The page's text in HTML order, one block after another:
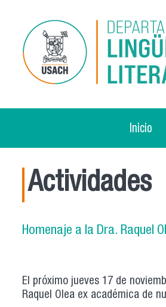
Inicio
Actividades
Homenaje a la Dra. Raquel
El próximo jueves 17 de
Raquel Olea ex académica de